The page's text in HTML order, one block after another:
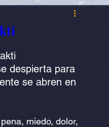
Quedishtu
despierta para
se abren en
miedo, dolor,